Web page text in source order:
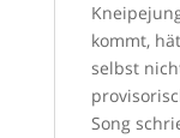
kommt,
selbst
Song